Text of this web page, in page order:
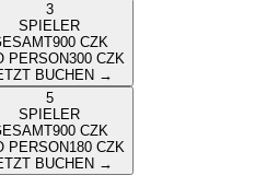
3
SPIELER
900 CZK
PERSON300 CZK
BUCHEN →
5
SPIELER
900 CZK
PERSON180 CZK
BUCHEN →